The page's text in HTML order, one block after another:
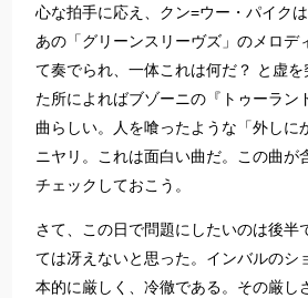
心な拍手に応え、クン=ウー・パイク
あの「グリーンスリーヴズ」のメロデ
て奏でられ、一体これは何だ？ と虚
た所によればブゾーニの『トゥーラン
曲らしい。人を喰ったような「外しに
ニヤリ。これは面白い曲だ。この曲が
チェックしておこう。
さて、この日で問題にしたいのは後半
ては冴えないと思った。インバルのシ
本的に厳しく、冷徹である。その厳し